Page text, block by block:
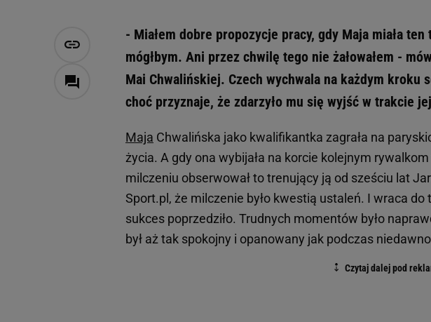
- Miałem dobre propozycje pracy, gdy Maja miała
mógłbym. Ani przez chwilę tego nie żałowałem -
Mai Chwalińskiej. Czech wychwala na każdym kroku
choć przyznaje, że zdarzyło mu się wyjść w trakcie
Maja Chwalińska jako kwalifikantka zagrała na
życia. A gdy ona wybijała na korcie kolejnym
milczeniu obserwował to trenujący ją od sześciu lat
Sport.pl, że milczenie było kwestią ustaleń. I wraca
sukces poprzedziło. Trudnych momentów było
był aż tak spokojny i opanowany jak podczas